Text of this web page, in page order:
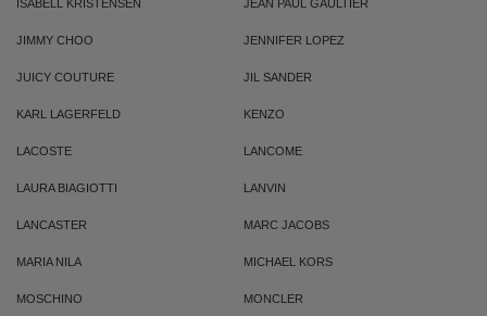
ISABELL KRISTENSEN JEAN PAUL GAULTIER
JIMMY CHOO JENNIFER LOPEZ
JUICY COUTURE JIL SANDER
KARL LAGERFELD KENZO
LACOSTE LANCOME
LAURA BIAGIOTTI LANVIN
LANCASTER MARC JACOBS
MARIA NILA MICHAEL KORS
MOSCHINO MONCLER